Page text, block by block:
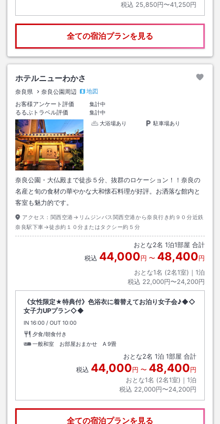
税込 25,850円〜41,250円
全ての宿泊プランを見る
ホテルニューわかさ
奈良県 奈良公園周辺
地図
お客様アンケート評価
集計中
るるぶトラベル評価
集計中
大浴場あり
駐車場あり
奈良公園・大仏殿まで徒歩５分、抜群のロケーション！！奈良の
名産と旬の食材の華やかな大和懐石料理が好評。お洒落な館内と
客室も魅力的です。
アクセス： 関西空港→リムジンバス関西空港から奈良行き約９０分近鉄
奈良駅下車→徒歩約１０分またはタクシー約５分
おとな2名 1泊1部屋 合計
税込 44,000円 〜 48,400円
おとな1名 (2名1室)｜ 1泊
税込 22,000円〜24,200円
《女性限定★特典付》色浴衣に着替えてお泊り女子会♪◆◇
女子力UPプラン◇◆
IN チェックイン
16:00 / OUT チェックアウト
10:00
夕食/朝食付き
一般和室 お部屋おまかせ A 9畳
おとな2名 1泊 1部屋 合計
税込 44,000円 〜 48,400円
おとな1名 (2名1室)｜ 1泊
税込 22,000円〜24,200円
全ての宿泊プランを見る